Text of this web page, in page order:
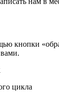
кнопки
цикла